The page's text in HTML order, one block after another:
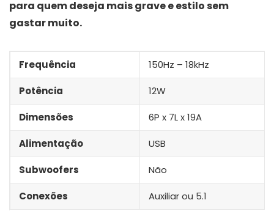
para quem deseja mais grave e estilo sem
gastar muito.
Frequência 150Hz – 18kHz
Potência 12W
Dimensões ‎6P x 7L x 19A
Alimentação USB
Subwoofers Não
Conexões Auxiliar ou 5.1